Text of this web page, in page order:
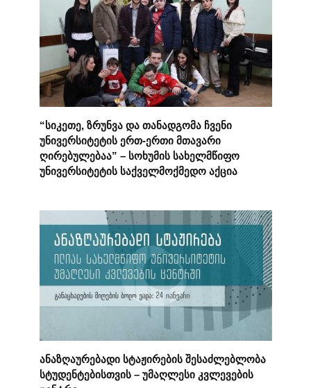
“სიკეთე, ზრუნვა და თანადგომა ჩვენი
უნივერსიტეტის ერთ-ერთი მთავარი
ღირებულებაა” – სოხუმის სახელმწიფო
უნივერსიტეტის საქველმოქმედო აქცია
ანაზღაურებადი სტაჟირების შესაძლებლობა
სტუდენტებისთვის – უმაღლესი კვლევების